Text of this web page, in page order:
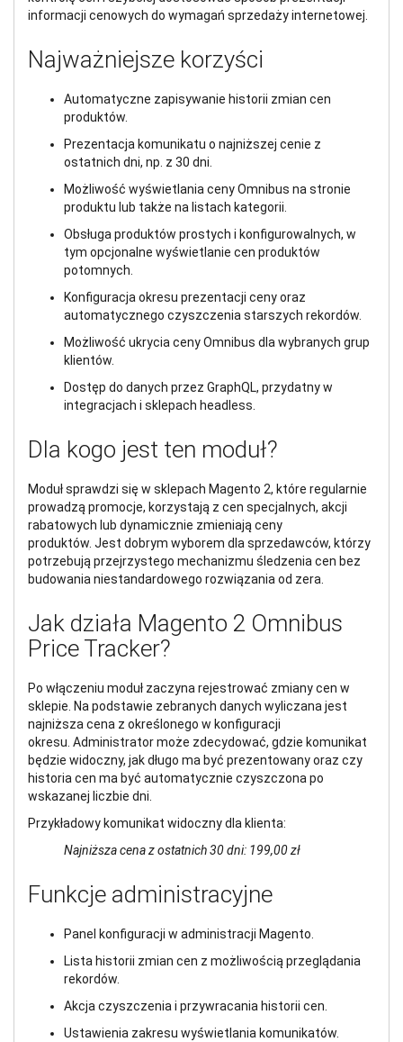
informacji cenowych do wymagań sprzedaży internetowej.
Najważniejsze korzyści
Automatyczne zapisywanie historii zmian cen
produktów.
Prezentacja komunikatu o najniższej cenie z
ostatnich dni, np. z 30 dni.
Możliwość wyświetlania ceny Omnibus na stronie
produktu lub także na listach kategorii.
Obsługa produktów prostych i konfigurowalnych, w
tym opcjonalne wyświetlanie cen produktów
potomnych.
Konfiguracja okresu prezentacji ceny oraz
automatycznego czyszczenia starszych rekordów.
Możliwość ukrycia ceny Omnibus dla wybranych grup
klientów.
Dostęp do danych przez GraphQL, przydatny w
integracjach i sklepach headless.
Dla kogo jest ten moduł?
Moduł sprawdzi się w sklepach Magento 2, które regularnie
prowadzą promocje, korzystają z cen specjalnych, akcji
rabatowych lub dynamicznie zmieniają ceny
produktów. Jest dobrym wyborem dla sprzedawców, którzy
potrzebują przejrzystego mechanizmu śledzenia cen bez
budowania niestandardowego rozwiązania od zera.
Jak działa Magento 2 Omnibus
Price Tracker?
Po włączeniu moduł zaczyna rejestrować zmiany cen w
sklepie. Na podstawie zebranych danych wyliczana jest
najniższa cena z określonego w konfiguracji
okresu. Administrator może zdecydować, gdzie komunikat
będzie widoczny, jak długo ma być prezentowany oraz czy
historia cen ma być automatycznie czyszczona po
wskazanej liczbie dni.
Przykładowy komunikat widoczny dla klienta:
Najniższa cena z ostatnich 30 dni: 199,00 zł
Funkcje administracyjne
Panel konfiguracji w administracji Magento.
Lista historii zmian cen z możliwością przeglądania
rekordów.
Akcja czyszczenia i przywracania historii cen.
Ustawienia zakresu wyświetlania komunikatów.